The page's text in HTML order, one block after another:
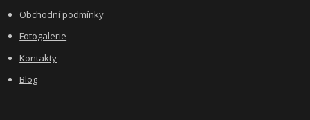
Obchodní podmínky
Fotogalerie
Kontakty
Blog